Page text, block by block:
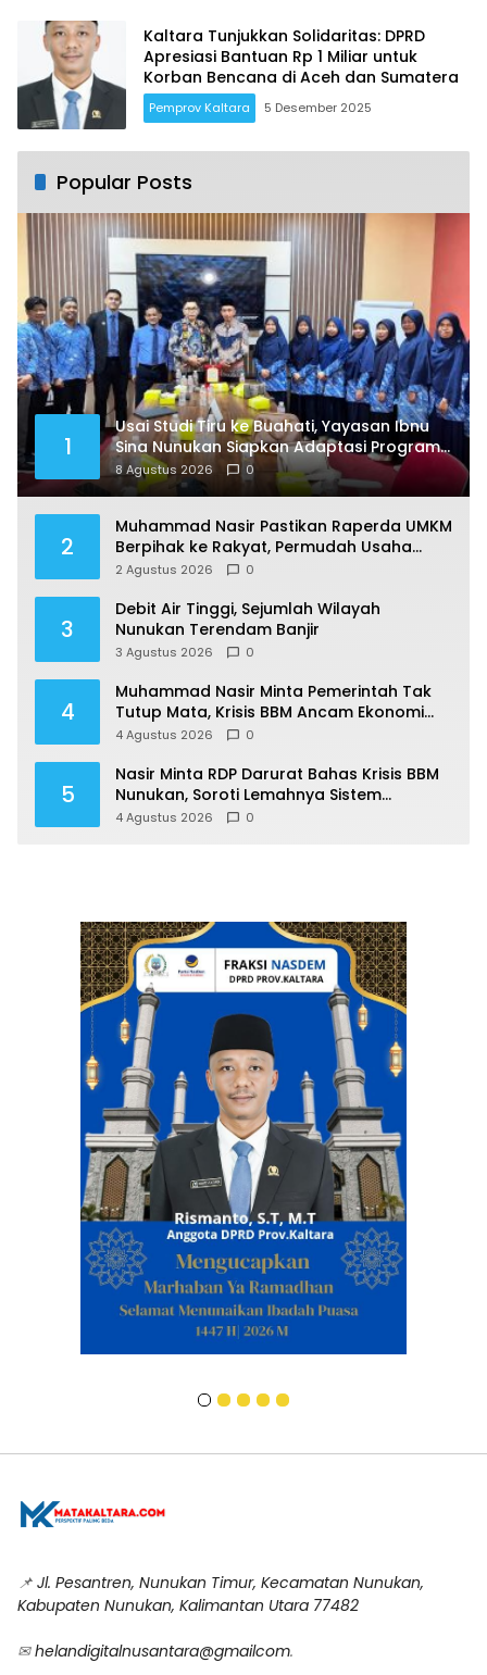
Kaltara Tunjukkan Solidaritas: DPRD
Apresiasi Bantuan Rp 1 Miliar untuk
Korban Bencana di Aceh dan Sumatera
Pemprov Kaltara 5 Desember 2025
Popular Posts
1
Usai Studi Tiru ke Buahati, Yayasan Ibnu
Sina Nunukan Siapkan Adaptasi Program
Pendidikan
8 Agustus 2026 0
2
Muhammad Nasir Pastikan Raperda UMKM
Berpihak ke Rakyat, Permudah Usaha
hingga Perluas Pasar
2 Agustus 2026 0
3
Debit Air Tinggi, Sejumlah Wilayah
Nunukan Terendam Banjir
3 Agustus 2026 0
4
Muhammad Nasir Minta Pemerintah Tak
Tutup Mata, Krisis BBM Ancam Ekonomi
Masyarakat Nunukan
4 Agustus 2026 0
5
Nasir Minta RDP Darurat Bahas Krisis BBM
Nunukan, Soroti Lemahnya Sistem
Distribusi
4 Agustus 2026 0
📌 Jl. Pesantren, Nunukan Timur, Kecamatan Nunukan,
Kabupaten Nunukan, Kalimantan Utara 77482
✉ helandigitalnusantara@gmailcom.